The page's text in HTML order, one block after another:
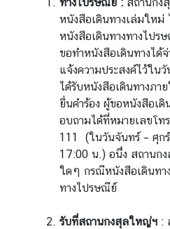
หนังสือเดินทางเล่มใหม่
หนังสือเดินทางทางไปร
ขอทำหนังสือเดินทางได้
แจ้งความประสงค์ไว้ใน
ได้รับหนังสือเดินทางภ
ยื่นคำร้อง ผู้ขอหนังสือเ
อบถามได้ที่หมายเลขโ
111 (ในวันจันทร์ – ศุก
17:00 น.) อนึ่ง สถานก
ใดๆ กรณีหนังสือเดินทา
ทางไปรษณีย์
รับที่สถานกงสุลใหญ่ฯ :